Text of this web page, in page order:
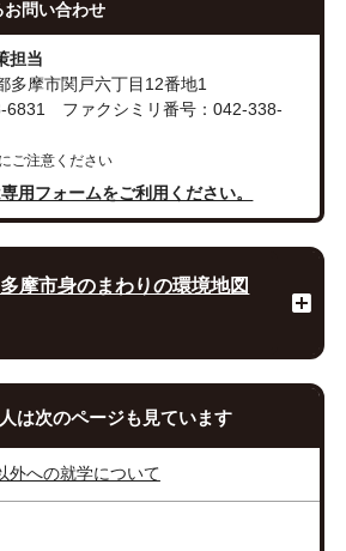
お問い合わせ
担当
摩市関戸六丁目12番地1
6831 ファクシミリ番号：042-338-
ご注意ください
用フォームをご利用ください。
摩市身のまわりの環境地図
は次のページも見ています
外への就学について